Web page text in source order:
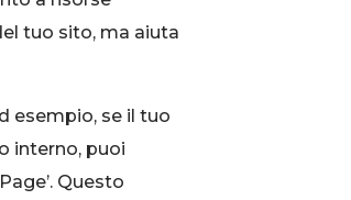
tuo sito, ma aiuta
esempio, se il tuo
interno, puoi
Questo